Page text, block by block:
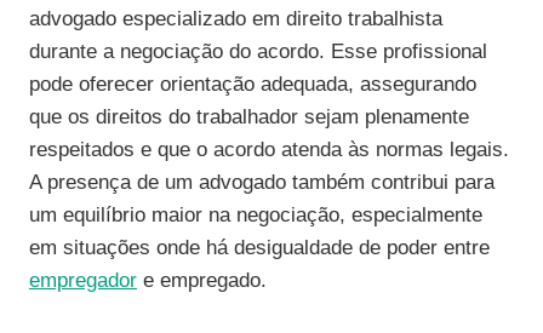
advogado especializado em direito trabalhista
durante a negociação do acordo. Esse profissional
pode oferecer orientação adequada, assegurando
que os direitos do trabalhador sejam plenamente
respeitados e que o acordo atenda às normas legais.
A presença de um advogado também contribui para
um equilíbrio maior na negociação, especialmente
em situações onde há desigualdade de poder entre
empregador e empregado.